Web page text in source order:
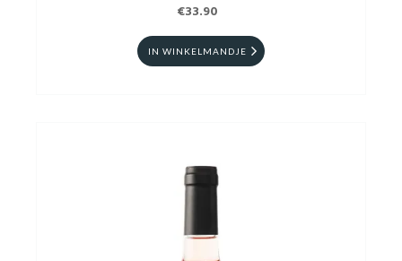
€33.90
IN WINKELMANDJE